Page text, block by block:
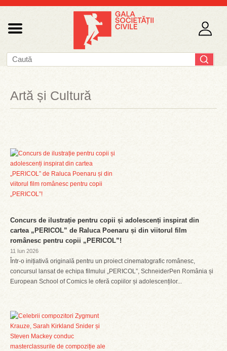
Artă și Cultură
Concurs de ilustrație pentru copii și adolescenți inspirat din
cartea „PERICOL” de Raluca Poenaru și din viitorul film
românesc pentru copii „PERICOL”!
11 Iun 2026
Într-o inițiativă originală pentru un proiect cinematografic românesc,
concursul lansat de echipa filmului „PERICOL”, SchneiderPen România și
European School of Comics le oferă copiilor și adolescenților...